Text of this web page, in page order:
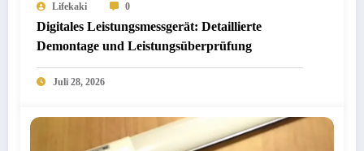
Lifekaki 0
Digitales Leistungsmessgerät: Detaillierte
Demontage und Leistungsüberprüfung
Juli 28, 2026